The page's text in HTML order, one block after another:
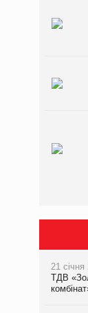
21 січня
ТДВ